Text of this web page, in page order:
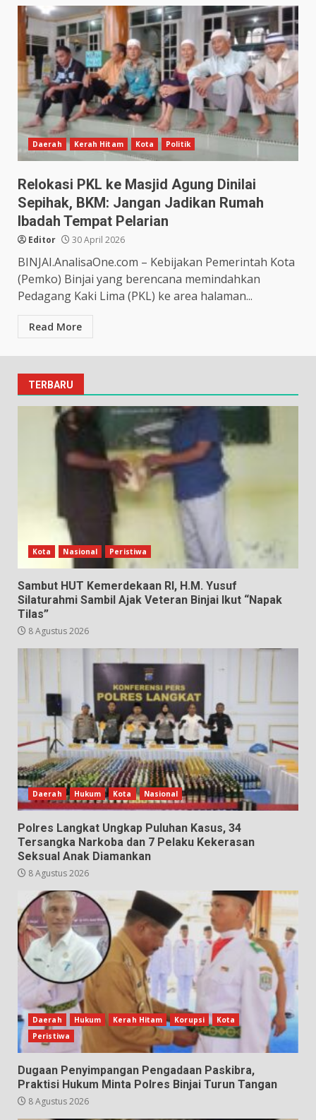
Daerah Kerah Hitam Kota Politik
Relokasi PKL ke Masjid Agung Dinilai
Sepihak, BKM: Jangan Jadikan Rumah
Ibadah Tempat Pelarian
Editor 30 April 2026
BINJAI.AnalisaOne.com – Kebijakan Pemerintah Kota
(Pemko) Binjai yang berencana memindahkan
Pedagang Kaki Lima (PKL) ke area halaman...
Read More
TERBARU
Kota Nasional Peristiwa
Sambut HUT Kemerdekaan RI, H.M. Yusuf
Silaturahmi Sambil Ajak Veteran Binjai Ikut “Napak
Tilas”
8 Agustus 2026
Daerah Hukum Kota Nasional
Polres Langkat Ungkap Puluhan Kasus, 34
Tersangka Narkoba dan 7 Pelaku Kekerasan
Seksual Anak Diamankan
8 Agustus 2026
Daerah Hukum Kerah Hitam Korupsi
Kota
Peristiwa
Dugaan Penyimpangan Pengadaan Paskibra,
Praktisi Hukum Minta Polres Binjai Turun Tangan
8 Agustus 2026